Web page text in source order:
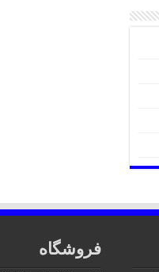
فروشگاه